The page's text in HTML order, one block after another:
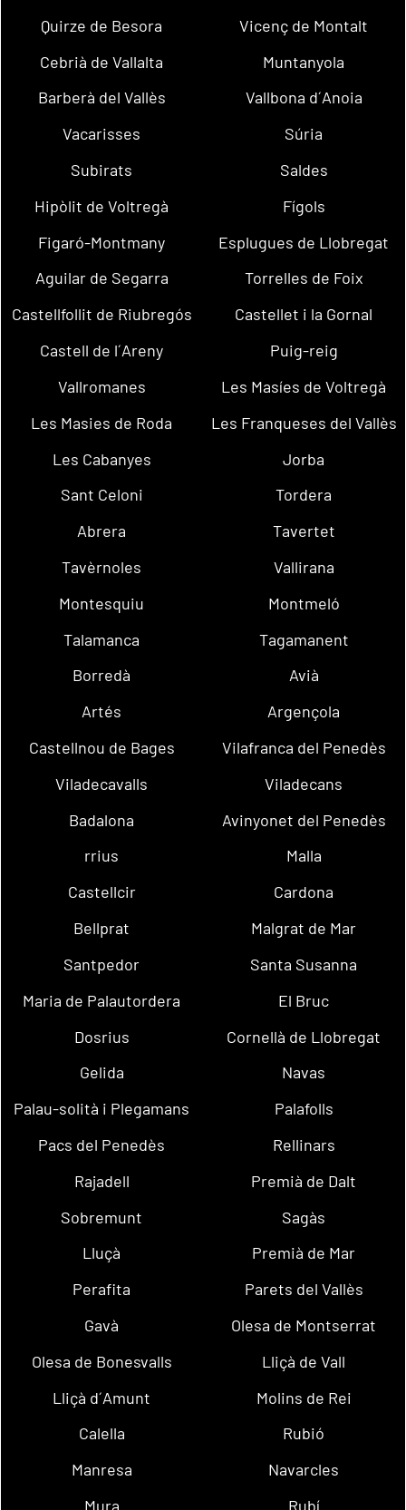
Quirze de Besora
Vicenç de Montalt
Cebrià de Vallalta
Muntanyola
Barberà del Vallès
Vallbona d´Anoia
Vacarisses
Súria
Subirats
Saldes
Hipòlit de Voltregà
Fígols
Figaró-Montmany
Esplugues de Llobregat
Aguilar de Segarra
Torrelles de Foix
Castellfollit de Riubregós
Castellet i la Gornal
Castell de l´Areny
Puig-reig
Vallromanes
Les Masíes de Voltregà
Les Masies de Roda
Les Franqueses del Vallès
Les Cabanyes
Jorba
Sant Celoni
Tordera
Abrera
Tavertet
Tavèrnoles
Vallirana
Montesquiu
Montmeló
Talamanca
Tagamanent
Borredà
Avià
Artés
Argençola
Castellnou de Bages
Vilafranca del Penedès
Viladecavalls
Viladecans
Badalona
Avinyonet del Penedès
rrius
Malla
Castellcir
Cardona
Bellprat
Malgrat de Mar
Santpedor
Santa Susanna
Maria de Palautordera
El Bruc
Dosrius
Cornellà de Llobregat
Gelida
Navas
Palau-solità i Plegamans
Palafolls
Pacs del Penedès
Rellinars
Rajadell
Premià de Dalt
Sobremunt
Sagàs
Lluçà
Premià de Mar
Perafita
Parets del Vallès
Gavà
Olesa de Montserrat
Olesa de Bonesvalls
Lliçà de Vall
Lliçà d´Amunt
Molins de Rei
Calella
Rubió
Manresa
Navarcles
Mura
Rubí